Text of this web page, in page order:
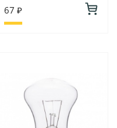
67 ₽